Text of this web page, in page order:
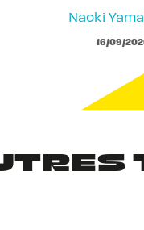
Naoki
16/09/